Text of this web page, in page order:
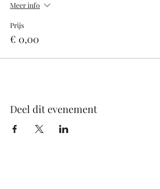
Meer info
Prijs
€ 0,00
Deel dit evenement